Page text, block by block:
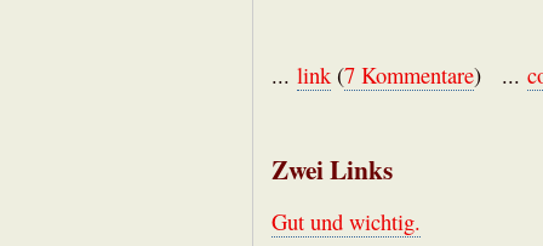
... link(7 Kommentare) ...
Zwei Links
Gut und wichtig.